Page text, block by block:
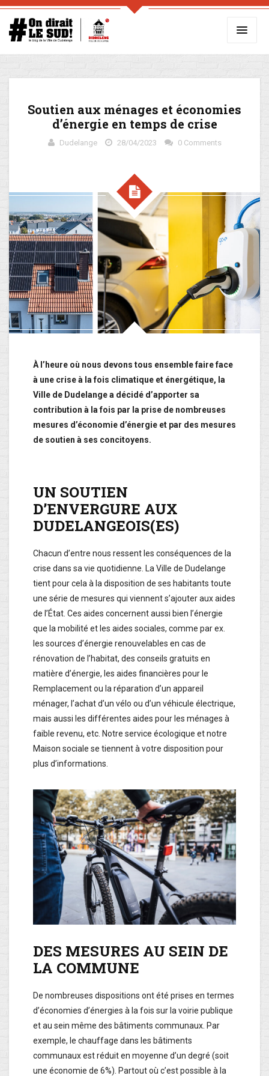
Soutien aux ménages et économies
d’énergie en temps de crise
Dudelange 28/04/2023 0 Comments
À l’heure où nous devons tous ensemble faire face
à une crise à la fois climatique et énergétique, la
Ville de Dudelange a décidé d’apporter sa
contribution à la fois par la prise de nombreuses
mesures d’économie d’énergie et par des mesures
de soutien à ses concitoyens.
UN SOUTIEN
D’ENVERGURE AUX
DUDELANGEOIS(ES)
Chacun d’entre nous ressent les conséquences de la
crise dans sa vie quotidienne. La Ville de Dudelange
tient pour cela à la disposition de ses habitants toute
une série de mesures qui viennent s’ajouter aux aides
de l’État. Ces aides concernent aussi bien l’énergie
que la mobilité et les aides sociales, comme par ex.
les sources d’énergie renouvelables en cas de
rénovation de l’habitat, des conseils gratuits en
matière d’énergie, les aides financières pour le
Remplacement ou la réparation d’un appareil
ménager, l’achat d’un vélo ou d’un véhicule électrique,
mais aussi les différentes aides pour les ménages à
faible revenu, etc. Notre service écologique et notre
Maison sociale se tiennent à votre disposition pour
plus d’informations.
DES MESURES AU SEIN DE
LA COMMUNE
De nombreuses dispositions ont été prises en termes
d’économies d’énergies à la fois sur la voirie publique
et au sein même des bâtiments communaux. Par
exemple, le chauffage dans les bâtiments
communaux est réduit en moyenne d’un degré (soit
une économie de 6%). Partout où c’est possible à la